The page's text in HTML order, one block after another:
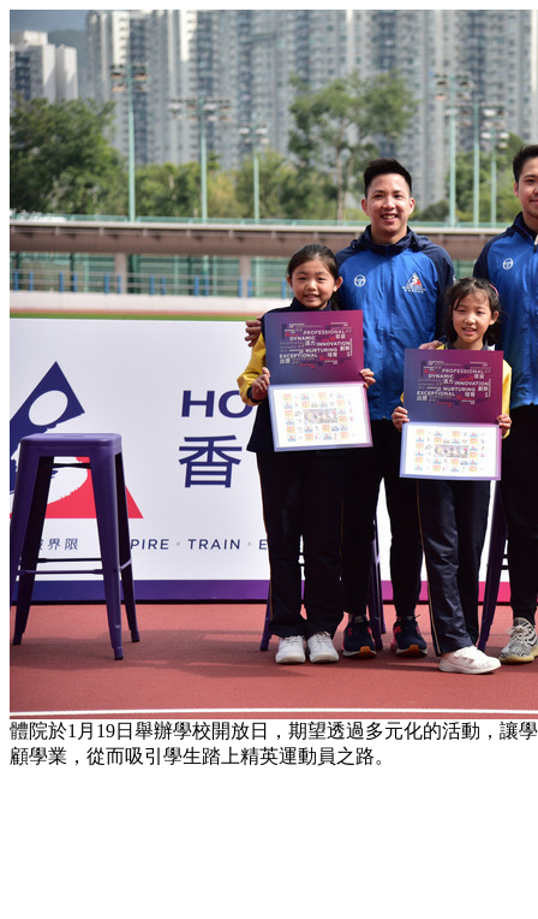
體院於1月19日舉辦學校開放日，期望透過多元化的活動，讓
顧學業，從而吸引學生踏上精英運動員之路。